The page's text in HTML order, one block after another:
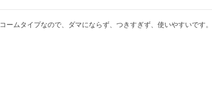
コームタイプなので、ダマにならず、つきすぎず、使いやすいです。